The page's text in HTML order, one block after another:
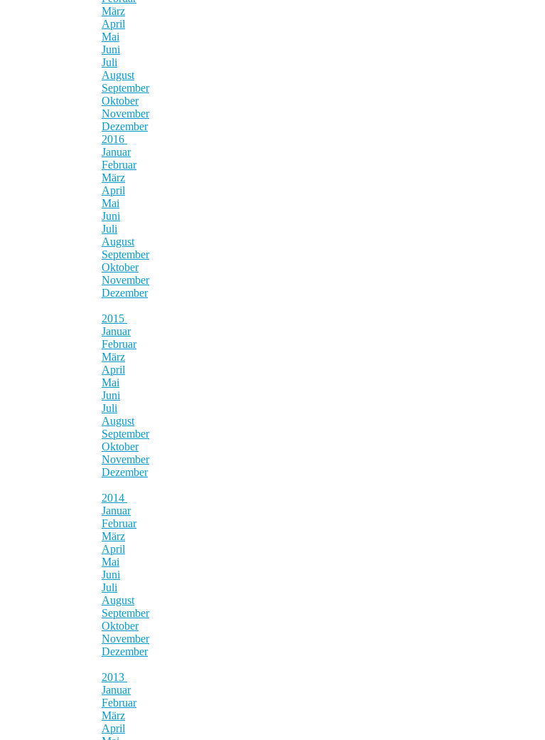
März
April
Mai
Juni
Juli
August
September
Oktober
November
Dezember
2016
Januar
Februar
März
April
Mai
Juni
Juli
August
September
Oktober
November
Dezember
2015
Januar
Februar
März
April
Mai
Juni
Juli
August
September
Oktober
November
Dezember
2014
Januar
Februar
März
April
Mai
Juni
Juli
August
September
Oktober
November
Dezember
2013
Januar
Februar
März
April